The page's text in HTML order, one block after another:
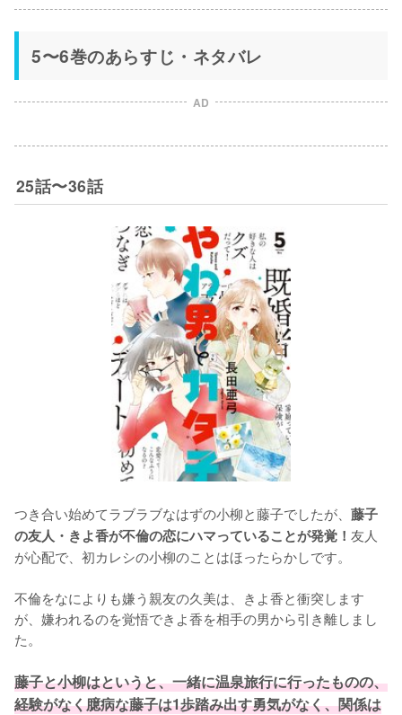
5〜6巻のあらすじ・ネタバレ
AD
25話〜36話
つき合い始めてラブラブなはずの小柳と藤子でしたが、 藤子
の友人・きよ香が不倫の恋にハマっていることが発覚！ 友人
が心配で、初カレシの小柳のことはほったらかしです。
不倫をなによりも嫌う親友の久美は、きよ香と衝突します
が、嫌われるのを覚悟できよ香を相手の男から引き離しまし
た。
藤子と小柳はというと、一緒に温泉旅行に行ったものの、
経験がなく臆病な藤子は1歩踏み出す勇気がなく、関係は